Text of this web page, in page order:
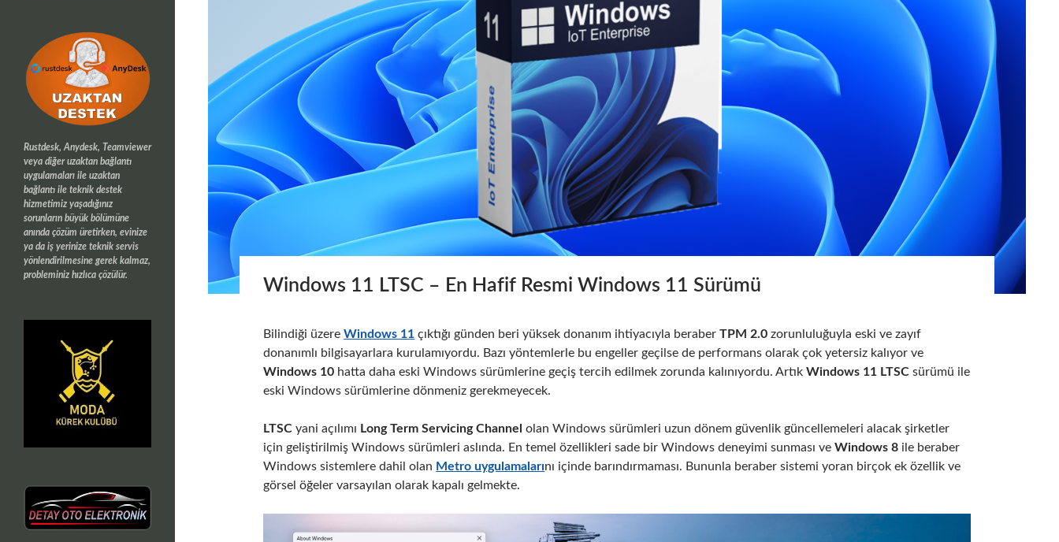
Windows 11 LTSC – En Hafif Resmi Windows 11 Sürümü
Bilindiği üzereWindows 11 çıktığı günden beri yüksek donanım ihtiyacıyla beraberTPM 2.0 zorunluluğuyla eski ve zayıf
donanımlı bilgisayarlara kurulamıyordu. Bazı yöntemlerle bu engeller geçilse de performans olarak çok yetersiz kalıyor ve
Windows 10 hatta daha eski Windows sürümlerine geçiş tercih edilmek zorunda kalınıyordu. ArtıkWindows 11 LTSC sürümü ile
eski Windows sürümlerine dönmeniz gerekmeyecek.
LTSC yani açılımı Long Term Servicing Channel olan Windows sürümleri uzun dönem güvenlik güncellemeleri alacak şirketler
için geliştirilmiş Windows sürümleri aslında. En temel özellikleri sade bir Windows deneyimi sunması veWindows 8 ile beraber
Windows sistemlere dahil olan Metro uygulamalarını içinde barındırmaması. Bununla beraber sistemi yoran birçok ek özellik ve
görsel öğeler varsayılan olarak kapalı gelmekte.
Rustdesk, Anydesk, Teamviewer
veya diğer uzaktan bağlantı
uygulamaları ile uzaktan
bağlantı ile teknik destek
hizmetimiz yaşadığınız
sorunların büyük bölümüne
anında çözüm üretirken, evinize
ya da iş yerinize teknik servis
yönlendirilmesine gerek kalmaz,
probleminiz hızlıca çözülür.